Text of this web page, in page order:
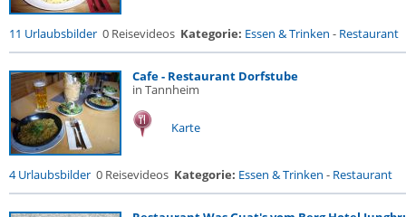
11 Urlaubsbilder 0 Reisevideos Kategorie: Essen & Trinken - Restaurant
Cafe - Restaurant Dorfstube
in Tannheim
Karte
4 Urlaubsbilder 0 Reisevideos Kategorie: Essen & Trinken - Restaurant